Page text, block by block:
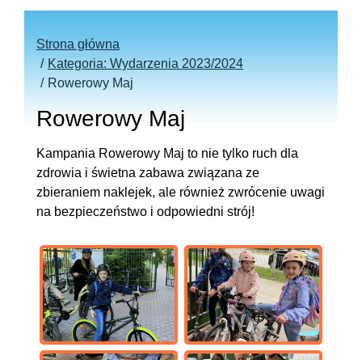
Strona główna
Kategoria: Wydarzenia 2023/2024
Rowerowy Maj
Rowerowy Maj
Kampania Rowerowy Maj to nie tylko ruch dla
zdrowia i świetna zabawa związana ze
zbieraniem naklejek, ale również zwrócenie uwagi
na bezpieczeństwo i odpowiedni strój!